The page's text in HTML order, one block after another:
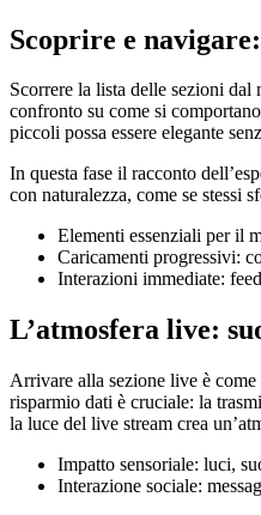
Scoprire e
Scorrere la lista delle sezioni
confronto su come si
piccoli possa essere elegante
In questa fase il racconto
con naturalezza, come se stessi
Elementi essenziali per il
Caricamenti progressivi:
Interazioni immediate:
L’atmosfera live:
Arrivare alla sezione live è
risparmio dati è cruciale: la
la luce del live stream crea
Impatto sensoriale: luci,
Interazione sociale: